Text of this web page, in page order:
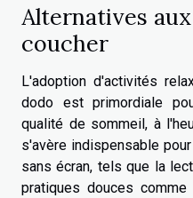
Alternatives
coucher
L'adoption d'activités
dodo est primordiale
qualité de sommeil, à
s'avère indispensable
sans écran, tels que la
pratiques douces